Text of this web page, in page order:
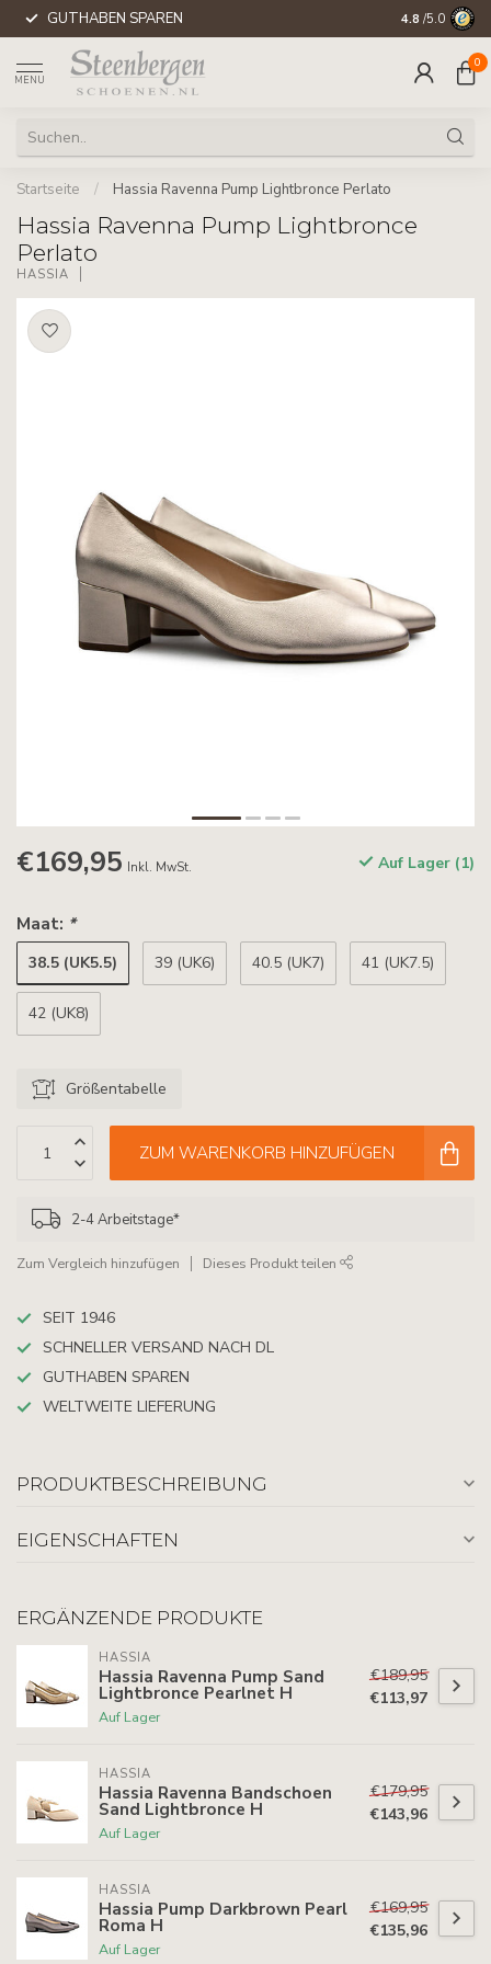
GUTHABEN SPAREN WELTWEITE
4.8 /5.0
MENU
0
Startseite / Hassia Ravenna Pump Lightbronce Perlato
Hassia Ravenna Pump Lightbronce
Perlato
HASSIA
€169,95 Inkl. MwSt. Auf Lager (1)
Maat: *
38.5 (UK5.5) 39 (UK6) 40.5 (UK7) 41 (UK7.5)
42 (UK8)
Größentabelle
ZUM WARENKORB HINZUFÜGEN
2-4 Arbeitstage*
Zum Vergleich hinzufügen Dieses Produkt teilen
SEIT 1946
SCHNELLER VERSAND NACH DL
GUTHABEN SPAREN
WELTWEITE LIEFERUNG
PRODUKTBESCHREIBUNG
EIGENSCHAFTEN
ERGÄNZENDE PRODUKTE
HASSIA
Hassia Ravenna Pump Sand
Lightbronce Pearlnet H
Auf Lager
€189,95
€113,97
HASSIA
Hassia Ravenna Bandschoen
Sand Lightbronce H
Auf Lager
€179,95
€143,96
HASSIA
Hassia Pump Darkbrown Pearl
Roma H
Auf Lager
€169,95
€135,96